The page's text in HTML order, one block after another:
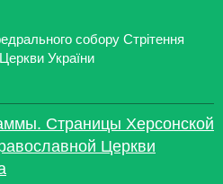
собору Стрітення
України
Страницы Херсонской
Церкви